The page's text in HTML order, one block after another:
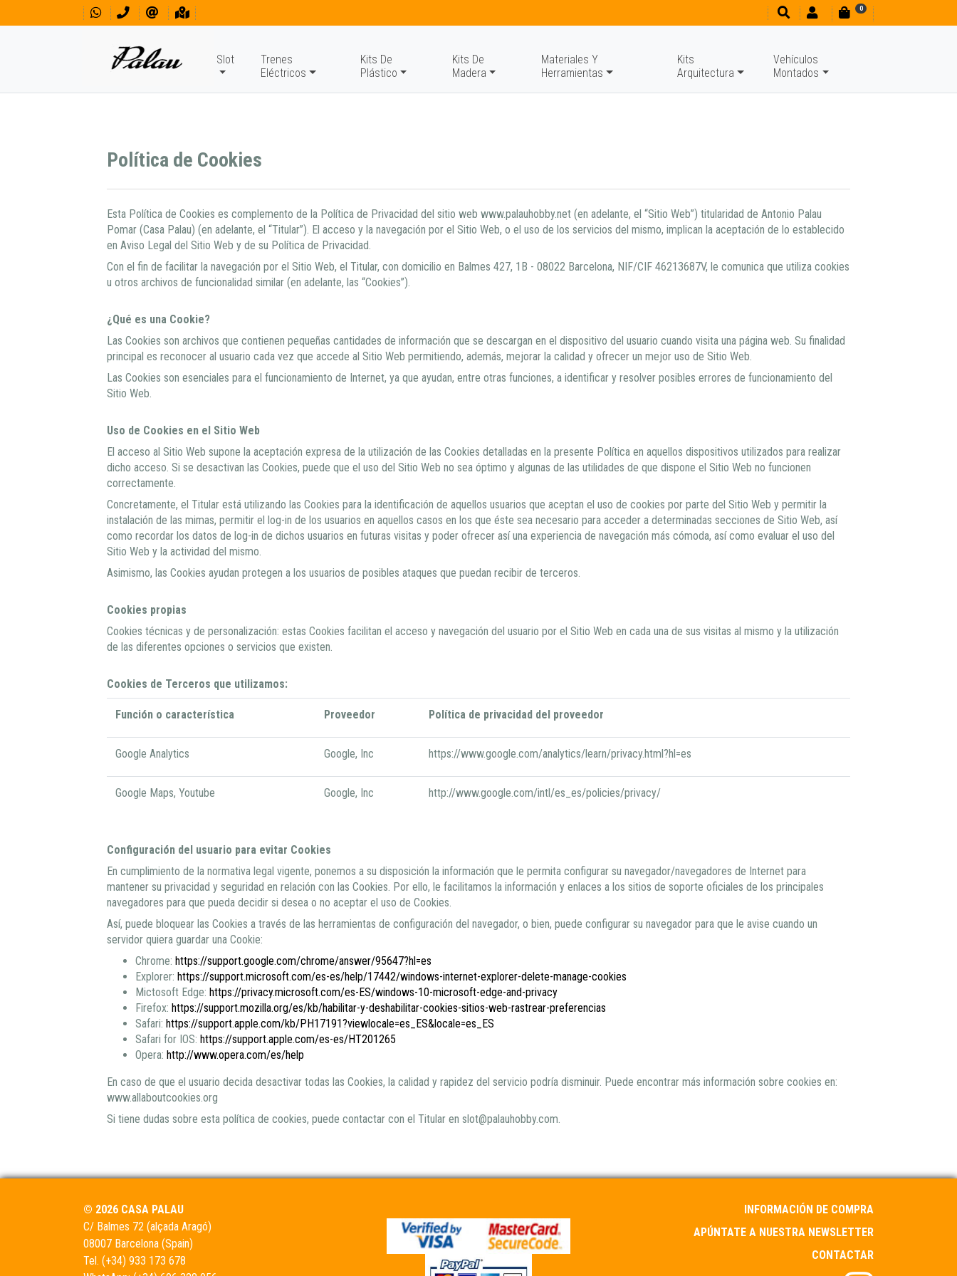
0
Slot
Trenes
Eléctricos
Kits De
Plástico
Kits De
Madera
Materiales Y
Herramientas
Kits
Arquitectura
Vehículos
Montados
Política de Cookies
Esta Política de Cookies es complemento de la Política de Privacidad del sitio web www.palauhobby.net (en adelante, el “Sitio Web”) titularidad de Antonio Palau
Pomar (Casa Palau) (en adelante, el “Titular”). El acceso y la navegación por el Sitio Web, o el uso de los servicios del mismo, implican la aceptación de lo establecido
en Aviso Legal del Sitio Web y de su Política de Privacidad.
Con el fin de facilitar la navegación por el Sitio Web, el Titular, con domicilio en Balmes 427, 1B - 08022 Barcelona, NIF/CIF 46213687V, le comunica que utiliza cookies
u otros archivos de funcionalidad similar (en adelante, las “Cookies”).
¿Qué es una Cookie?
Las Cookies son archivos que contienen pequeñas cantidades de información que se descargan en el dispositivo del usuario cuando visita una página web. Su finalidad
principal es reconocer al usuario cada vez que accede al Sitio Web permitiendo, además, mejorar la calidad y ofrecer un mejor uso de Sitio Web.
Las Cookies son esenciales para el funcionamiento de Internet, ya que ayudan, entre otras funciones, a identificar y resolver posibles errores de funcionamiento del
Sitio Web.
Uso de Cookies en el Sitio Web
El acceso al Sitio Web supone la aceptación expresa de la utilización de las Cookies detalladas en la presente Política en aquellos dispositivos utilizados para realizar
dicho acceso. Si se desactivan las Cookies, puede que el uso del Sitio Web no sea óptimo y algunas de las utilidades de que dispone el Sitio Web no funcionen
correctamente.
Concretamente, el Titular está utilizando las Cookies para la identificación de aquellos usuarios que aceptan el uso de cookies por parte del Sitio Web y permitir la
instalación de las mimas, permitir el log-in de los usuarios en aquellos casos en los que éste sea necesario para acceder a determinadas secciones de Sitio Web, así
como recordar los datos de log-in de dichos usuarios en futuras visitas y poder ofrecer así una experiencia de navegación más cómoda, así como evaluar el uso del
Sitio Web y la actividad del mismo.
Asimismo, las Cookies ayudan protegen a los usuarios de posibles ataques que puedan recibir de terceros.
Cookies propias
Cookies técnicas y de personalización: estas Cookies facilitan el acceso y navegación del usuario por el Sitio Web en cada una de sus visitas al mismo y la utilización
de las diferentes opciones o servicios que existen.
Cookies de Terceros que utilizamos:
Función o característica Proveedor Política de privacidad del proveedor
Google Analytics Google, Inc https://www.google.com/analytics/learn/privacy.html?hl=es
Google Maps, Youtube Google, Inc http://www.google.com/intl/es_es/policies/privacy/
Configuración del usuario para evitar Cookies
En cumplimiento de la normativa legal vigente, ponemos a su disposición la información que le permita configurar su navegador/navegadores de Internet para
mantener su privacidad y seguridad en relación con las Cookies. Por ello, le facilitamos la información y enlaces a los sitios de soporte oficiales de los principales
navegadores para que pueda decidir si desea o no aceptar el uso de Cookies.
Así, puede bloquear las Cookies a través de las herramientas de configuración del navegador, o bien, puede configurar su navegador para que le avise cuando un
servidor quiera guardar una Cookie:
Chrome: https://support.google.com/chrome/answer/95647?hl=es
Explorer: https://support.microsoft.com/es-es/help/17442/windows-internet-explorer-delete-manage-cookies
Mictosoft Edge: https://privacy.microsoft.com/es-ES/windows-10-microsoft-edge-and-privacy
Firefox: https://support.mozilla.org/es/kb/habilitar-y-deshabilitar-cookies-sitios-web-rastrear-preferencias
Safari: https://support.apple.com/kb/PH17191?viewlocale=es_ES&locale=es_ES
Safari for IOS: https://support.apple.com/es-es/HT201265
Opera: http://www.opera.com/es/help
En caso de que el usuario decida desactivar todas las Cookies, la calidad y rapidez del servicio podría disminuir. Puede encontrar más información sobre cookies en:
www.allaboutcookies.org
Si tiene dudas sobre esta política de cookies, puede contactar con el Titular en slot@palauhobby.com.
© 2026 CASA PALAU
C/ Balmes 72 (alçada Aragó)
08007 Barcelona (Spain)
Tel. (+34) 933 173 678
INFORMACIÓN DE COMPRA
APÚNTATE A NUESTRA NEWSLETTER
CONTACTAR